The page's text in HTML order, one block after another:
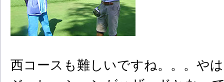
西コースも難しいですね。。。や